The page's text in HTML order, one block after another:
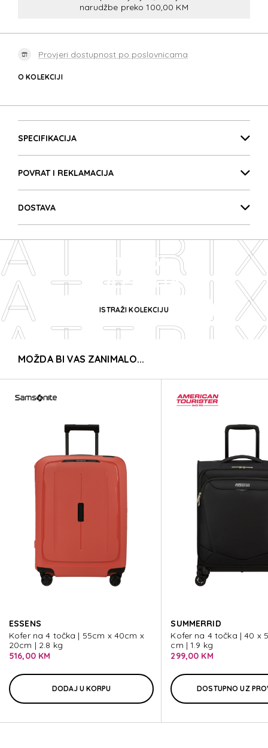
narudžbe preko 100,00 KM
Provjeri dostupnost po poslovnicama
O KOLEKCIJI
SPECIFIKACIJA
POVRAT I REKLAMACIJA
DOSTAVA
ATTRIX
ATTRIX
ATTRIX
ATTRIX
ATTRIX
ATTRIX
ATTRIX
ATTRIX
ATTRIX
ATTRIX
ATTRIX
ATTRIX
ATTRIX
ATTRIX
KOLEKCIJA
ISTRAŽI KOLEKCIJU
MOŽDA BI VAS ZANIMALO...
ESSENS
Kofer na 4 točka | 55cm x 40cm x
20cm | 2.8 kg
516,00 KM
DODAJ U KORPU
SUMMERRID
Kofer na 4 točka | 40 x
cm | 1.9 kg
299,00 KM
DOSTUPNO UZ